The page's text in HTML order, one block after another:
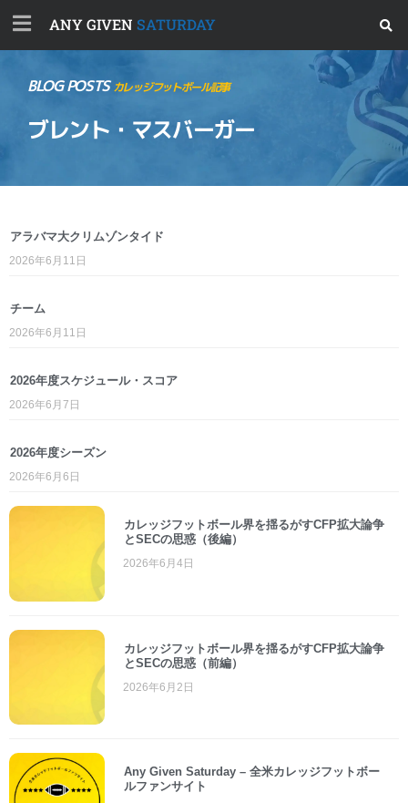
ANY GIVEN SATURDAY
BLOG POSTSカレッジフットボール記事
ブレント・マスバーガー
アラバマ大クリムゾンタイド
2026年6月11日
チーム
2026年6月11日
2026年度スケジュール・スコア
2026年6月7日
2026年度シーズン
2026年6月6日
カレッジフットボール界を揺るがすCFP拡大論争
とSECの思惑（後編）
2026年6月4日
カレッジフットボール界を揺るがすCFP拡大論争
とSECの思惑（前編）
2026年6月2日
Any Given Saturday – 全米カレッジフットボー
ルファンサイト